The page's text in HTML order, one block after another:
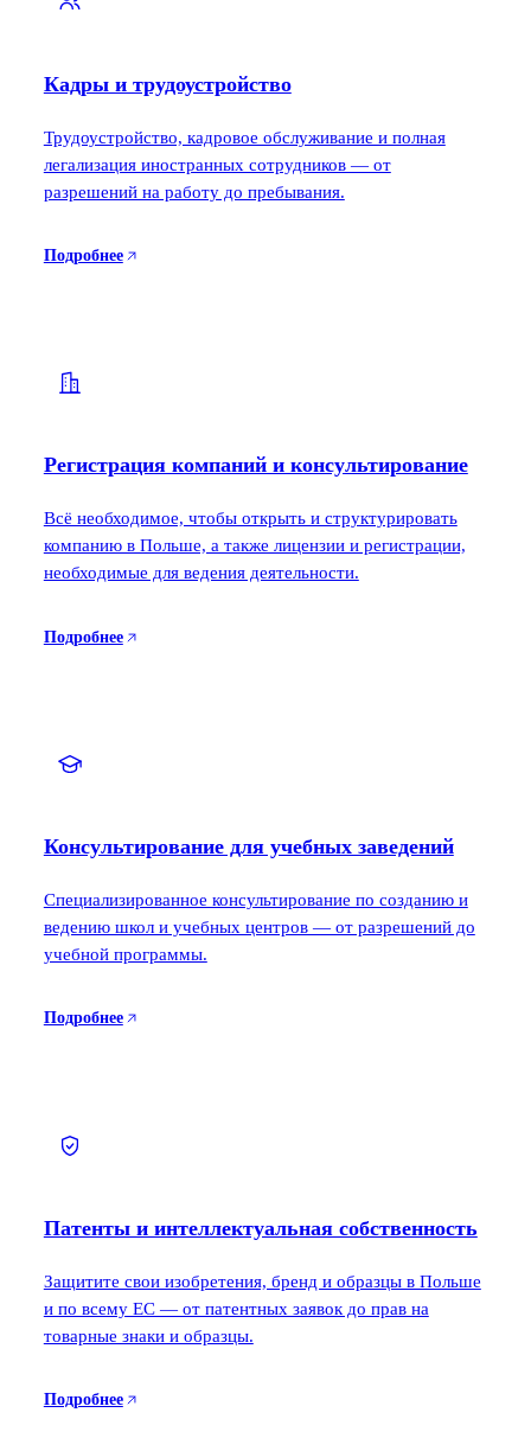
Кадры и трудоустройство
Трудоустройство, кадровое обслуживание и полная
легализация иностранных сотрудников — от
разрешений на работу до пребывания.
Подробнее
Регистрация компаний и консультирование
Всё необходимое, чтобы открыть и структурировать
компанию в Польше, а также лицензии и регистрации,
необходимые для ведения деятельности.
Подробнее
Консультирование для учебных заведений
Специализированное консультирование по созданию и
ведению школ и учебных центров — от разрешений до
учебной программы.
Подробнее
Патенты и интеллектуальная собственность
Защитите свои изобретения, бренд и образцы в Польше
и по всему ЕС — от патентных заявок до прав на
товарные знаки и образцы.
Подробнее